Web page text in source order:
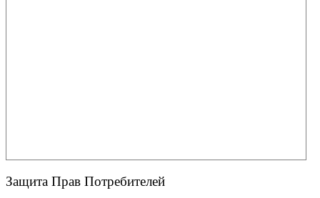
Защита Прав Потребителей